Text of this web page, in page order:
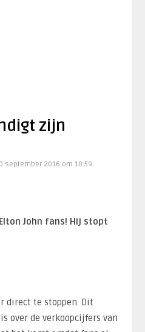
zijn
september 2016 om 10:59
John fans! Hij stopt
direct te stoppen. Dit
over de verkoopcijfers van